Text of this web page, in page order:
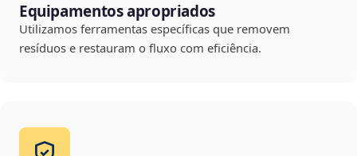
Equipamentos apropriados
Utilizamos ferramentas específicas que removem
resíduos e restauram o fluxo com eficiência.